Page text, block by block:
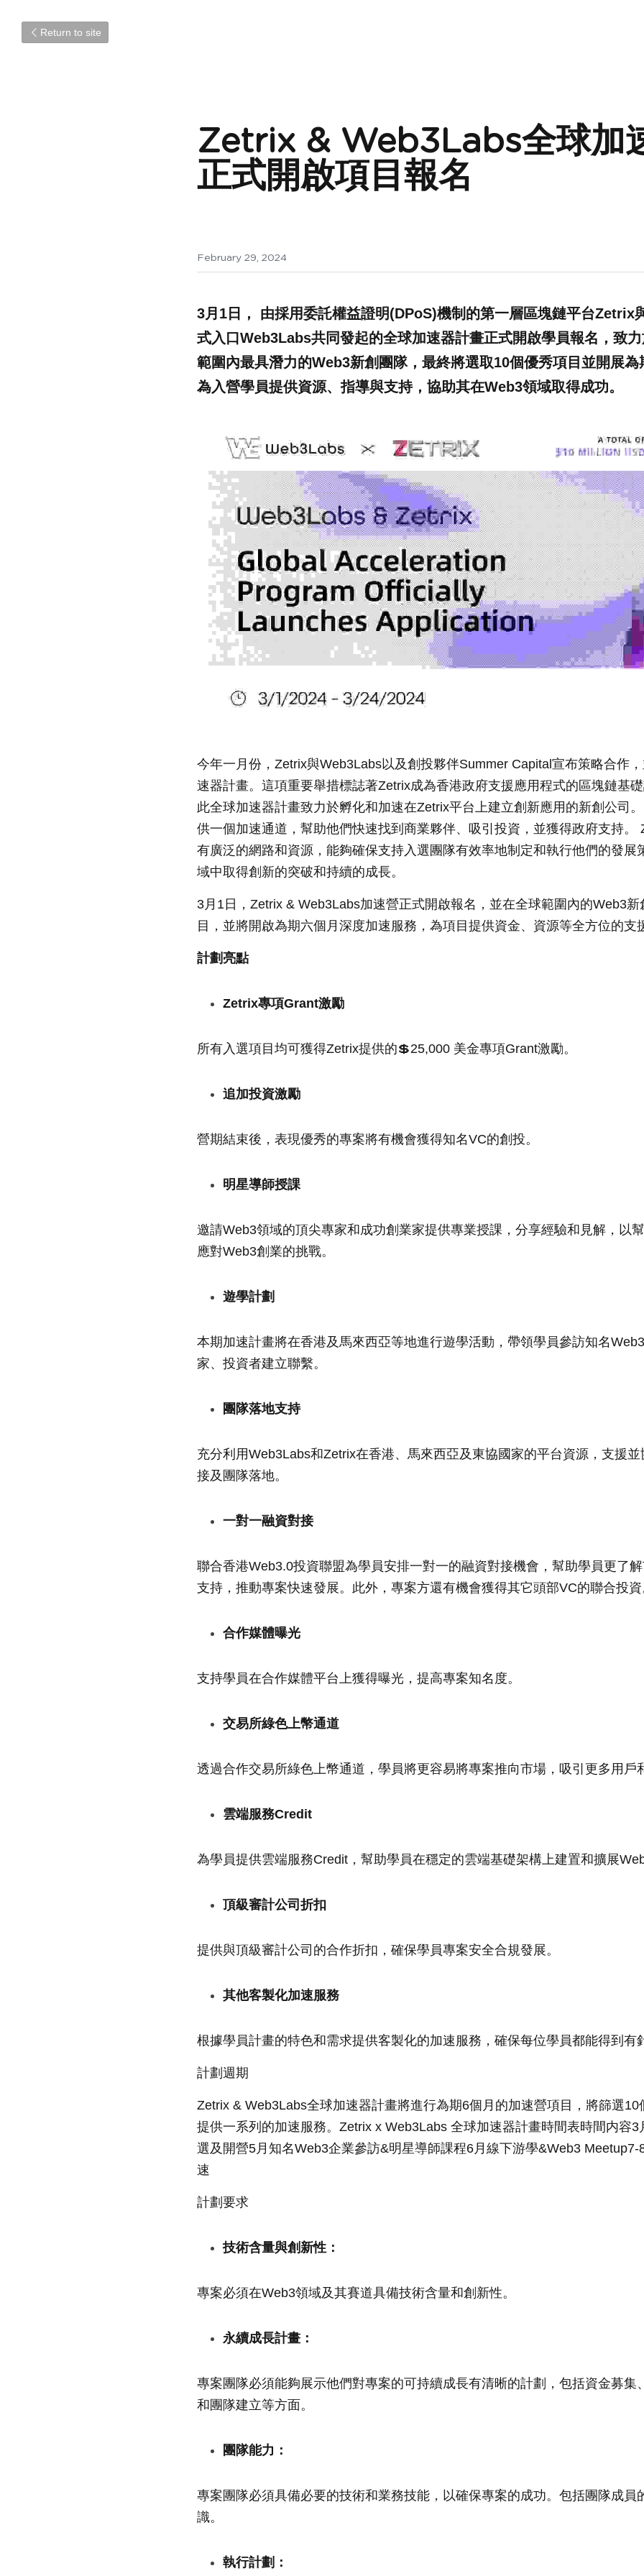
Return to site
Zetrix & Web3Labs全球加
正式開啟項目報名
February 29, 2024
3月1日， 由採用委託權益證明(DPoS)機制的第一層區塊鏈平台Zetrix
式入口Web3Labs共同發起的全球加速器計畫正式開啟學員報名，致
範圍內最具潛力的Web3新創團隊，最終將選取10個優秀項目並開展為
為入營學員提供資源、指導與支持，協助其在Web3領域取得成功。
今年一月份，Zetrix與Web3Labs以及創投夥伴Summer Capital宣布策略合作
速器計畫。這項重要舉措標誌著Zetrix成為香港政府支援應用程式的區塊鏈基礎
此全球加速器計畫致力於孵化和加速在Zetrix平台上建立創新應用的新創公司
供一個加速通道，幫助他們快速找到商業夥伴、吸引投資，並獲得政府支持。
有廣泛的網路和資源，能夠確保支持入選團隊有效率地制定和執行他們的發展
域中取得創新的突破和持續的成長。
3月1日，Zetrix & Web3Labs加速營正式開啟報名，並在全球範圍內的Web3
目，並將開啟為期六個月深度加速服務，為項目提供資金、資源等全方位的支
計劃亮點
Zetrix專項Grant激勵
所有入選項目均可獲得Zetrix提供的💲25,000 美金專項Grant激勵。
追加投資激勵
營期結束後，表現優秀的專案將有機會獲得知名VC的創投。
明星導師授課
邀請Web3領域的頂尖專家和成功創業家提供專業授課，分享經驗和見解，以
應對Web3創業的挑戰。
遊學計劃
本期加速計畫將在香港及馬來西亞等地進行遊學活動，帶領學員參訪知名
家、投資者建立聯繫。
團隊落地支持
充分利用Web3Labs和Zetrix在香港、馬來西亞及東協國家的平台資源，支援
接及團隊落地。
一對一融資對接
聯合香港Web3.0投資聯盟為學員安排一對一的融資對接機會，幫助學員更了
支持，推動專案快速發展。此外，專案方還有機會獲得其它頭部VC的聯合投資
合作媒體曝光
支持學員在合作媒體平台上獲得曝光，提高專案知名度。
交易所綠色上幣通道
透過合作交易所綠色上幣通道，學員將更容易將專案推向市場，吸引更多用戶
雲端服務Credit
為學員提供雲端服務Credit，幫助學員在穩定的雲端基礎架構上建置和擴展
頂級審計公司折扣
提供與頂級審計公司的合作折扣，確保學員專案安全合規發展。
其他客製化加速服務
根據學員計畫的特色和需求提供客製化的加速服務，確保每位學員都能得到有
計劃週期
Zetrix & Web3Labs全球加速器計畫將進行為期6個月的加速營項目，將篩選10
提供一系列的加速服務。Zetrix x Web3Labs 全球加速器計畫時間表時間内容3
選及開營5月知名Web3企業參訪&明星導師課程6月線下游學&Web3 Meetup7-
速
計劃要求
技術含量與創新性：
專案必須在Web3領域及其賽道具備技術含量和創新性。
永續成長計畫：
專案團隊必須能夠展示他們對專案的可持續成長有清晰的計劃，包括資金募集
和團隊建立等方面。
團隊能力：
專案團隊必須具備必要的技術和業務技能，以確保專案的成功。包括團隊成員
識。
執行計劃：